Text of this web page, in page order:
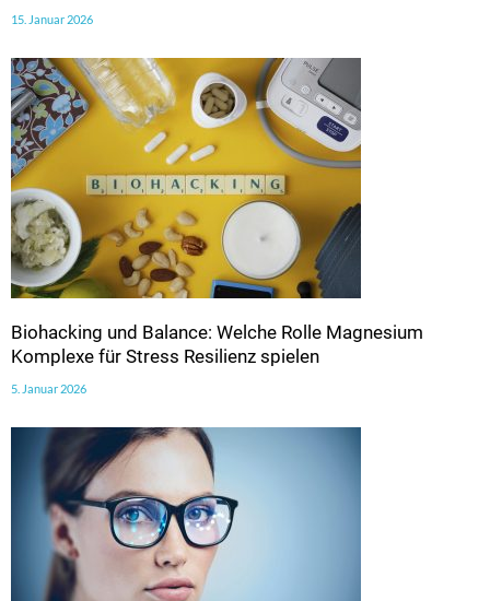
15. Januar 2026
Biohacking und Balance: Welche Rolle Magnesium
Komplexe für Stress Resilienz spielen
5. Januar 2026